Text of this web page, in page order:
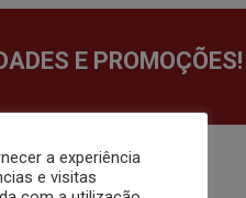
E PROMOÇÕES!
DADOS
a experiência
e visitas